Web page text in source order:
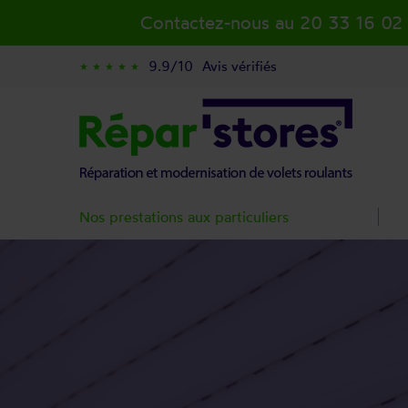
Contactez-nous au 20 33 16
star_rate star_rate star_rate star_rate star_rate 9.9/10 Avis vérifiés
Nos prestations aux particuliers